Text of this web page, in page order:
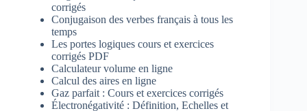
corrigés
Conjugaison des verbes français à tous les
temps
Les portes logiques cours et exercices
corrigés PDF
Calculateur volume en ligne
Calcul des aires en ligne
Gaz parfait : Cours et exercices corrigés
Électronégativité : Définition, Echelles et